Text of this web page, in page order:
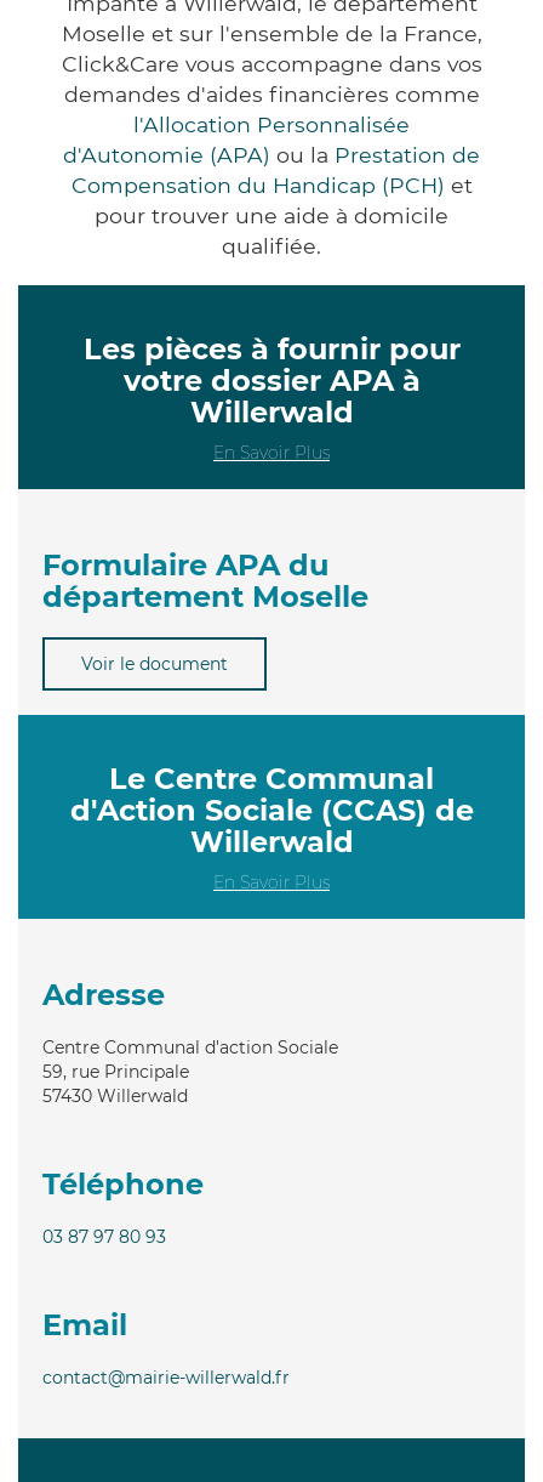
Moselle et sur l'ensemble de la France,
Click&Care vous accompagne dans vos
demandes d'aides financières comme
l'Allocation Personnalisée
d'Autonomie (APA) ou la Prestation de
Compensation du Handicap (PCH) et
pour trouver une aide à domicile
qualifiée.
Les pièces à fournir pour
votre dossier APA à
Willerwald
En Savoir Plus
Formulaire APA du
département Moselle
Voir le document
Le Centre Communal
d'Action Sociale (CCAS) de
Willerwald
En Savoir Plus
Adresse
Centre Communal d'action Sociale
59, rue Principale
57430 Willerwald
Téléphone
03 87 97 80 93
Email
contact@mairie-willerwald.fr